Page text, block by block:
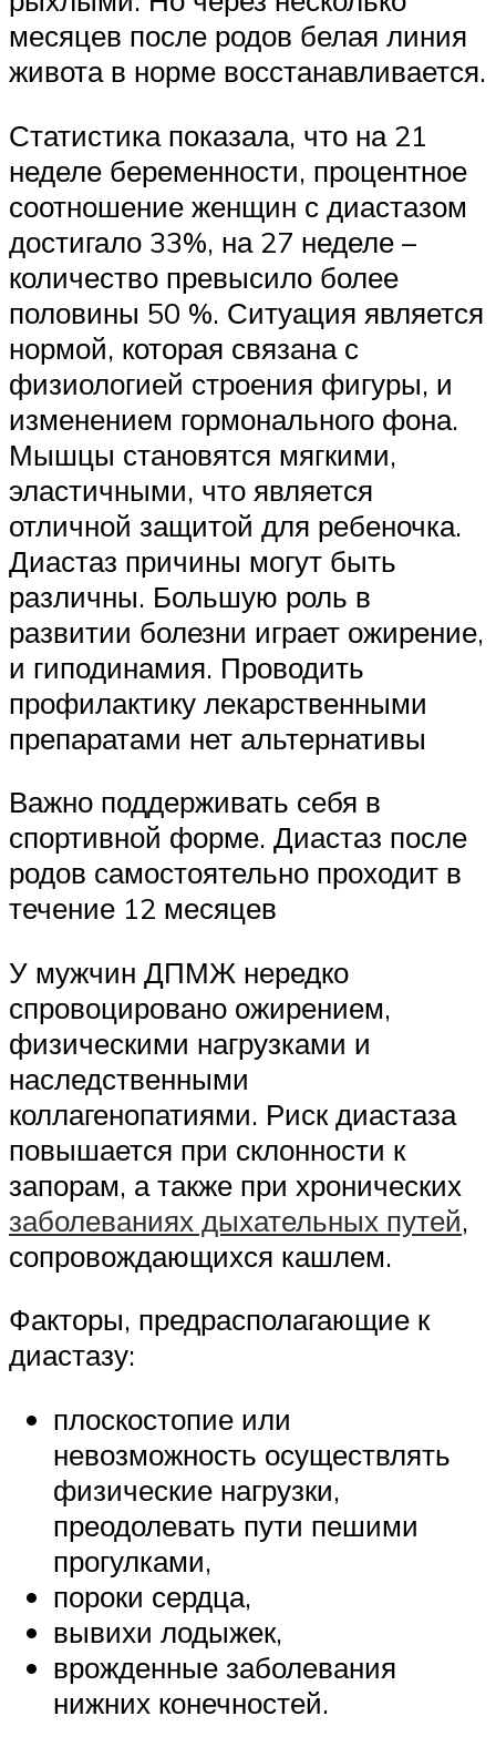
месяцев после родов белая линия
живота в норме восстанавливается.
Статистика показала, что на 21
неделе беременности, процентное
соотношение женщин с диастазом
достигало 33%, на 27 неделе –
количество превысило более
половины 50 %. Ситуация является
нормой, которая связана с
физиологией строения фигуры, и
изменением гормонального фона.
Мышцы становятся мягкими,
эластичными, что является
отличной защитой для ребеночка.
Диастаз причины могут быть
различны. Большую роль в
развитии болезни играет ожирение,
и гиподинамия. Проводить
профилактику лекарственными
препаратами нет альтернативы
Важно поддерживать себя в
спортивной форме. Диастаз после
родов самостоятельно проходит в
течение 12 месяцев
У мужчин ДПМЖ нередко
спровоцировано ожирением,
физическими нагрузками и
наследственными
коллагенопатиями. Риск диастаза
повышается при склонности к
запорам, а также при хронических
заболеваниях дыхательных путей,
сопровождающихся кашлем.
Факторы, предрасполагающие к
диастазу:
плоскостопие или
невозможность осуществлять
физические нагрузки,
преодолевать пути пешими
прогулками,
пороки сердца,
вывихи лодыжек,
врожденные заболевания
нижних конечностей.